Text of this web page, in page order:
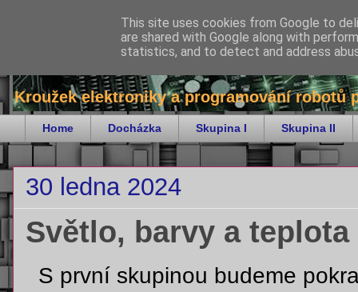
bitKrnov - robotika
Kroužek elektroniky a programování robotů
Home Docházka Skupina I Skupina II
30 ledna 2024
Světlo, barvy a teplota
S první skupinou budeme
This site uses cookies from Google to
are shared with Google along with
statistics, and to detect and address